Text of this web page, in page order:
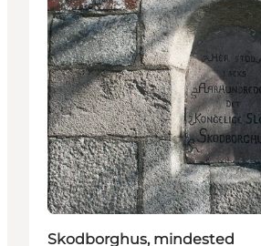
Skodborghus, mindested